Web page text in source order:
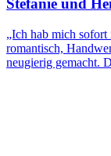
Stefanie und
„Ich hab mich
romantisch,
neugierig gemacht.